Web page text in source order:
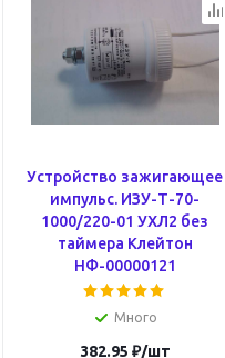
Устройство зажигающее
импульс. ИЗУ-Т-70-
1000/220-01 УХЛ2 без
таймера Клейтон
НФ-00000121
Много
382.95 ₽/шт